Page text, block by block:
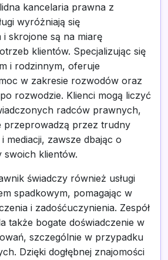
kancelaria prawna z
wyróżniają się
i skrojone są na miarę
klientów. Specjalizując się
i rodzinnym, oferuje
w zakresie rozwodów oraz
rozwodzie. Klienci mogą liczyć
radców prawnych,
przeprowadzą przez trudny
mediacji, zawsze dbając o
swoich klientów.
świadczy również usługi
spadkowym, pomagając w
i zadośćuczynienia. Zespół
także bogate doświadczenie w
szczególnie w przypadku
Dzięki dogłębnej znajomości